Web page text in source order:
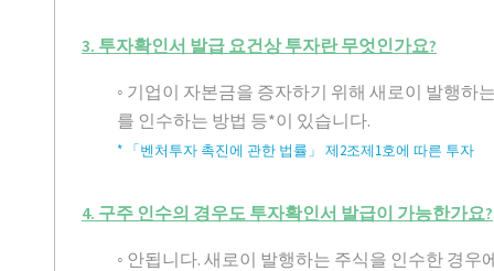
3. 투자확인서 발급 요건상 투자란 무엇인가요?
◦ 기업이 자본금을 증자하기 위해 새로이 발행하
를 인수하는 방법 등*이 있습니다.
* 「벤처투자 촉진에 관한 법률」 제2조제1호에 따른 투자
4. 구주 인수의 경우도 투자확인서 발급이 가능한가요?
◦ 안됩니다. 새로이 발행하는 주식을 인수한 경우